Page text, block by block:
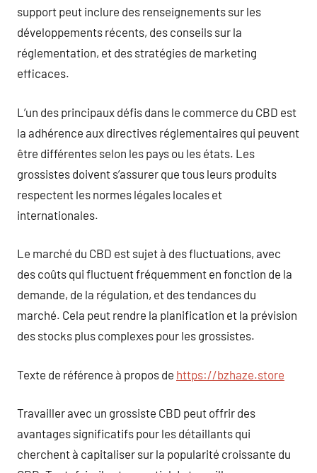
support peut inclure des renseignements sur les
développements récents, des conseils sur la
réglementation, et des stratégies de marketing
efficaces.
L’un des principaux défis dans le commerce du CBD est
la adhérence aux directives réglementaires qui peuvent
être différentes selon les pays ou les états. Les
grossistes doivent s’assurer que tous leurs produits
respectent les normes légales locales et
internationales.
Le marché du CBD est sujet à des fluctuations, avec
des coûts qui fluctuent fréquemment en fonction de la
demande, de la régulation, et des tendances du
marché. Cela peut rendre la planification et la prévision
des stocks plus complexes pour les grossistes.
Texte de référence à propos de https://bzhaze.store
Travailler avec un grossiste CBD peut offrir des
avantages significatifs pour les détaillants qui
cherchent à capitaliser sur la popularité croissante du